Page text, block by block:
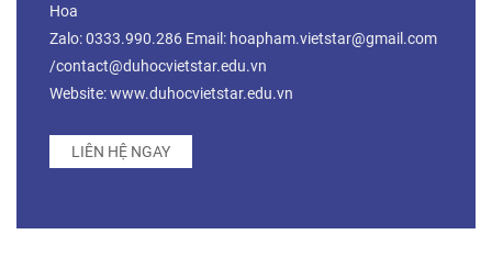
Hoa
Zalo: 0333.990.286 Email: hoapham.vietstar@gmail.com
/contact@duhocvietstar.edu.vn
Website: www.duhocvietstar.edu.vn
LIÊN HỆ NGAY